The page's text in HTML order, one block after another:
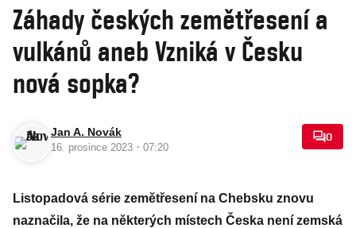
Záhady českých zemětřesení a
vulkánů aneb Vzniká v Česku
nová sopka?
Jan A. Novák
16. prosince 2023 · 07:20
0
Listopadová série zemětřesení na Chebsku znovu
naznačila, že na některých místech Česka není zemská